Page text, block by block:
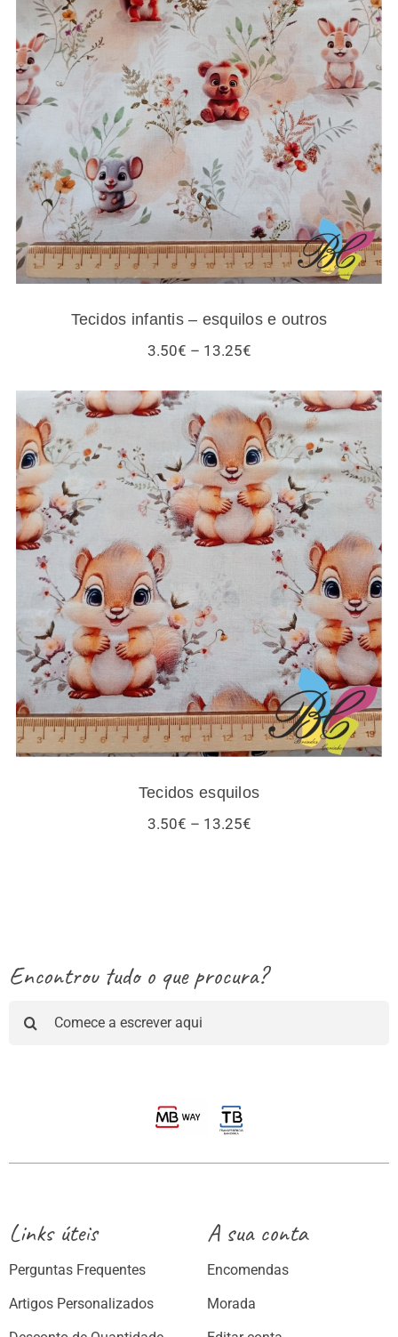
Tecidos infantis – esquilos e outros
Tecidos infantis – esquilos e outros
3.50€ – 13.25€Price
through
13.25€
Tecidos esquilos
Tecidos esquilos
3.50€ – 13.25€Price
Encontrou tudo o que procura?
Links úteis
Perguntas Frequentes
Artigos Personalizados
A sua conta
Encomendas
Morada